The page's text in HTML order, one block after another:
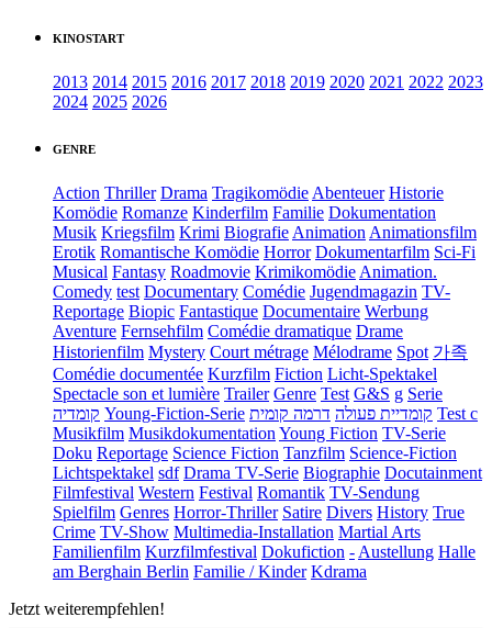
KINOSTART
2013 2014 2015 2016 2017 2018 2019 2020 2021 2022 2023
2024 2025 2026
GENRE
Action Thriller Drama TragikomödieAbenteuer Historie
Komödie Romanze Kinderfilm Familie Dokumentation
Musik Kriegsfilm Krimi BiografieAnimationAnimationsfilm
Erotik Romantische Komödie Horror Dokumentarfilm Sci-Fi
Musical Fantasy Roadmovie KrimikomödieAnimation.
Comedy test Documentary Comédie Jugendmagazin TV-
Reportage Biopic Fantastique Documentaire Werbung
Aventure Fernsehfilm Comédie dramatique Drame
Historienfilm Mystery Court métrage Mélodrame Spot 가족
Comédie documentée Kurzfilm Fiction Licht-Spektakel
Spectacle son et lumière Trailer Genre Test G&S g Serie
קומדיה Young-Fiction-Serie קומדיית פעולה דרמה קומית
Test c
Musikfilm MusikdokumentationYoung Fiction TV-Serie
Doku Reportage Science Fiction Tanzfilm Science-Fiction
Lichtspektakel sdf Drama TV-Serie Biographie Docutainment
Filmfestival Western Festival Romantik TV-Sendung
Spielfilm Genres Horror-Thriller Satire Divers History True
Crime TV-Show Multimedia-Installation Martial Arts
Familienfilm Kurzfilmfestival Dokufiction -Austellung Halle
am Berghain Berlin Familie / Kinder Kdrama
Jetzt weiterempfehlen!